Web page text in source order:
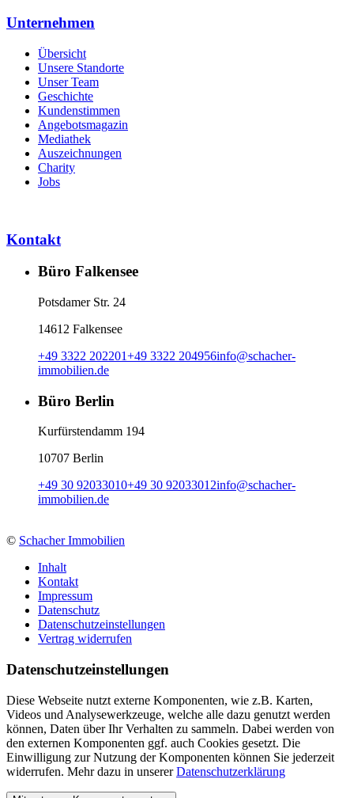
Unternehmen
Übersicht
Unsere Standorte
Unser Team
Geschichte
Kundenstimmen
Angebotsmagazin
Mediathek
Auszeichnungen
Charity
Jobs
Kontakt
Büro Falkensee
Potsdamer Str. 24
14612 Falkensee
+49 3322 202201+49 3322 204956info@schacher-
immobilien.de
Büro Berlin
Kurfürstendamm 194
10707 Berlin
+49 30 92033010+49 30 92033012info@schacher-
immobilien.de
© Schacher Immobilien
Inhalt
Kontakt
Impressum
Datenschutz
Datenschutzeinstellungen
Vertrag widerrufen
Daten­schutz­ein­stellungen
Diese Webseite nutzt externe Komponenten, wie z.B. Karten,
Videos und Analysewerkzeuge, welche alle dazu genutzt werden
können, Daten über Ihr Verhalten zu sammeln. Dabei werden von
den externen Komponenten ggf. auch Cookies gesetzt. Die
Einwilligung zur Nutzung der Komponenten können Sie jederzeit
widerrufen. Mehr dazu in unsererDatenschutzerklärung